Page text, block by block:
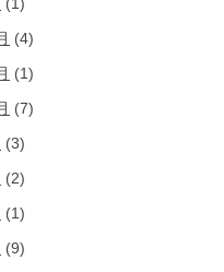
(4)
(1)
(7)
(3)
(2)
(1)
(9)